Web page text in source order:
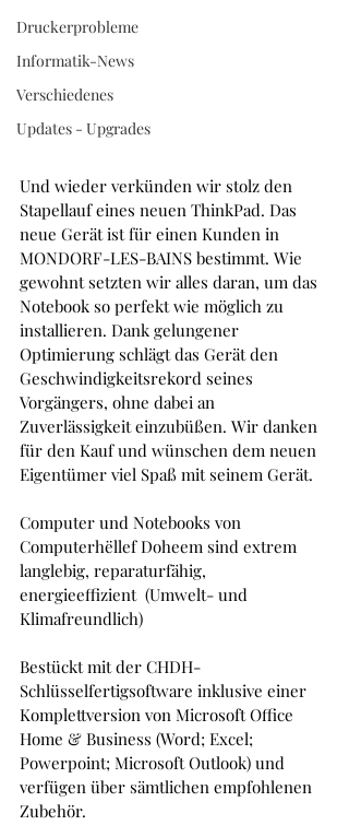
52 38 60
Druckerprobleme
Informatik-News
Verschiedenes
Updates - Upgrades
Und wieder verkünden wir stolz den
Stapellauf eines neuen ThinkPad. Das
neue Gerät ist für einen Kunden in
MONDORF-LES-BAINS bestimmt. Wie
gewohnt setzten wir alles daran, um das
Notebook so perfekt wie möglich zu
installieren. Dank gelungener
Optimierung schlägt das Gerät den
Geschwindigkeitsrekord seines
Vorgängers, ohne dabei an
Zuverlässigkeit einzubüßen. Wir danken
für den Kauf und wünschen dem neuen
Eigentümer viel Spaß mit seinem Gerät.
Computer und Notebooks von
Computerhëllef Doheem sind extrem
langlebig, reparaturfähig,
energieeffizient  (Umwelt- und
Klimafreundlich)
Bestückt mit der CHDH-
Schlüsselfertigsoftware inklusive einer
Komplettversion von Microsoft Office
Home & Business (Word; Excel;
Powerpoint; Microsoft Outlook) und
verfügen über sämtlichen empfohlenen
Zubehör.